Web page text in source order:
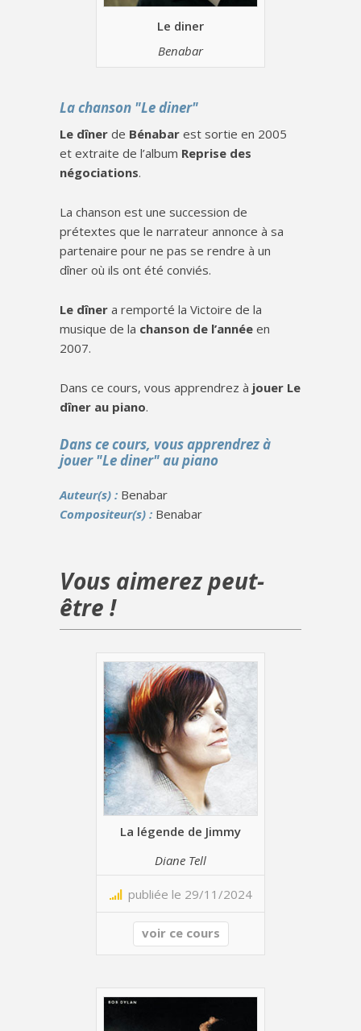
Le diner
Benabar
La chanson "Le diner"
Le dîner de Bénabar est sortie en 2005
et extraite de l’album Reprise des
négociations.
La chanson est une succession de
prétextes que le narrateur annonce à sa
partenaire pour ne pas se rendre à un
dîner où ils ont été conviés.
Le dîner a remporté la Victoire de la
musique de la chanson de l’année en
2007.
Dans ce cours, vous apprendrez à jouer Le
dîner au piano.
Dans ce cours, vous apprendrez à
jouer "Le diner" au piano
Auteur(s) : Benabar
Compositeur(s) : Benabar
Vous aimerez peut-
être !
La légende de Jimmy
Diane Tell
publiée le 29/11/2024
voir ce cours